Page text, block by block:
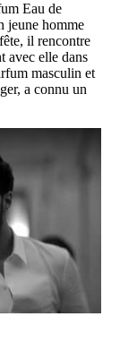
Eau de
jeune homme
il rencontre
avec elle dans
masculin et
a connu un